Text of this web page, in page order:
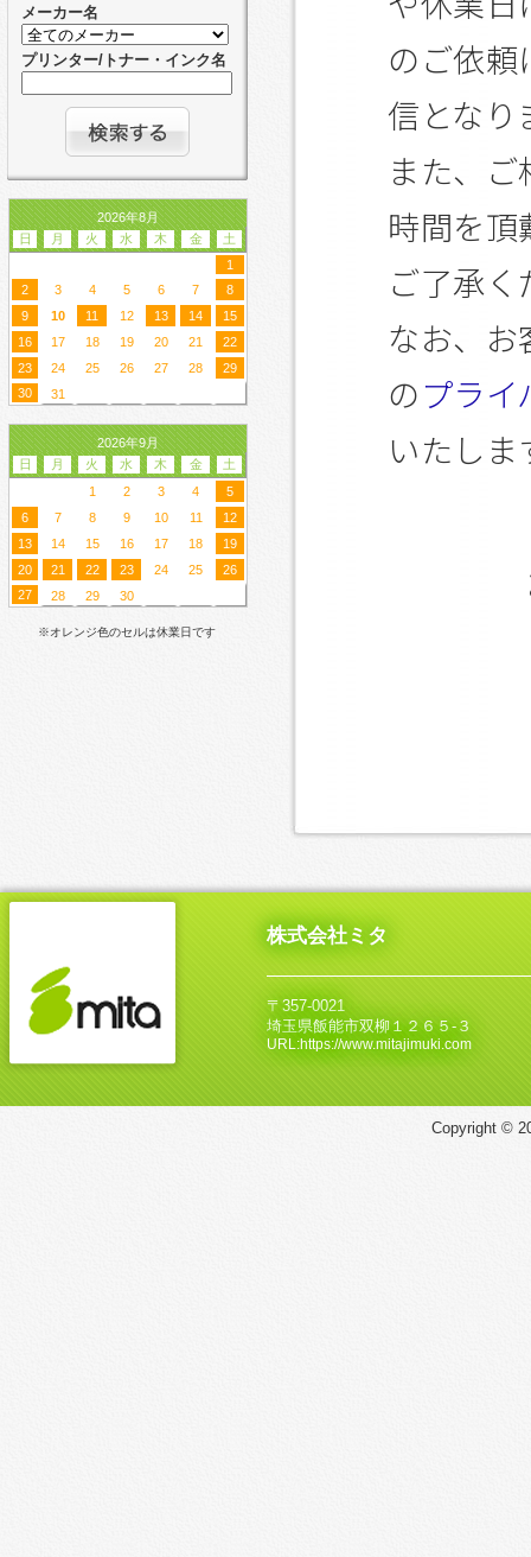
メーカー名
プリンター/トナー・インク名
2026年8月
日
月 火 水 木 金
土
1
2
3 4 5 6 7
8
9
10 11 12 13 14
15
16
17 18 19 20 21
22
23
24 25 26 27 28
29
30
31
2026年9月
日
月 火 水 木 金
土
1
2 3 4
5
6
7 8 9 10 11
12
13
14 15 16 17 18
19
20
21 22 23 24 25
26
27
28 29 30
※オレンジ色のセルは休業日です
のご依頼
信となり
また、
時間を頂
ご了承
なお、
のプラ
いたしま
株式会社ミタ
〒357-0021
埼玉県飯能市双柳１２６５‐３
URL:https://www.mitajimuki.com
Copyright ©